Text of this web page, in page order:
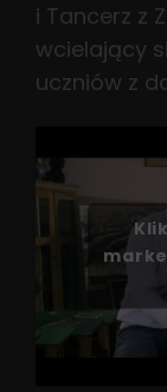
i Tancerz z
wcielający
uczniów z